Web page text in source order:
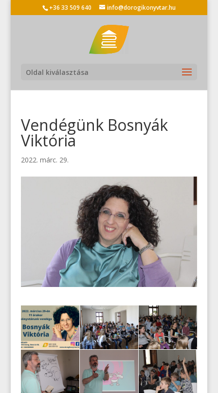
+36 33 509 640 info@dorogikonyvtar.hu
Oldal kiválasztása
Vendégünk Bosnyák
Viktória
2022. márc. 29.